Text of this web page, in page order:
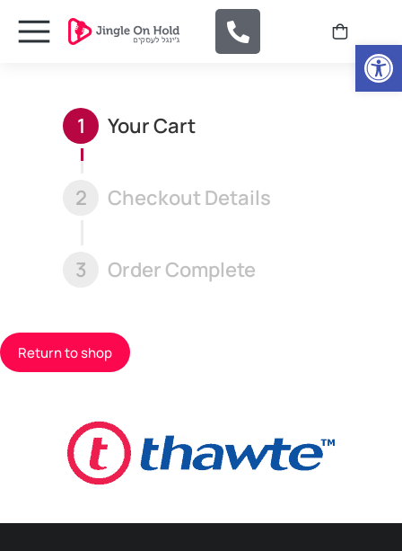
Your Cart
1
Checkout Details
2
Order Complete
3
Return to shop